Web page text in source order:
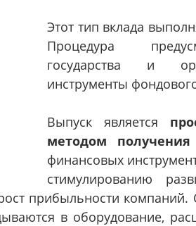
Этот тип вклада
Процедура
государства и
инструменты
Выпуск является
методом получения
финансовых
стимулированию
прибыльности компаний.
в оборудование,